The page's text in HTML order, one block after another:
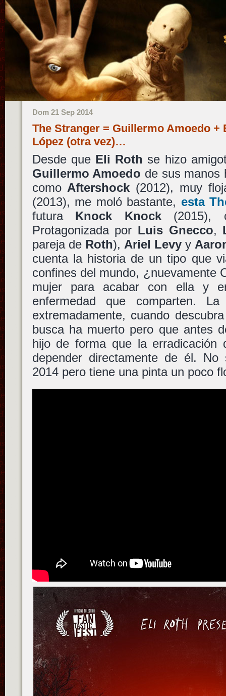
Dom 21 Sep 2014
The Stranger = Guillermo Amoedo +
López (otra vez)…
Desde que Eli Roth se hizo
Guillermo Amoedo de sus manos
como Aftershock (2012), muy
(2013), me moló bastante, esta
futura Knock Knock(2015),
Protagonizada por Luis Gnecco,
pareja de Roth), Ariel Levyy
cuenta la historia de un tipo que
confines del mundo, ¿nuevamente
mujer para acabar con ella y
enfermedad que comparten.
extremadamente, cuando
busca ha muerto pero que antes
hijo de forma que la erradicación
depender directamente de él.
2014 pero tiene una pinta un poco